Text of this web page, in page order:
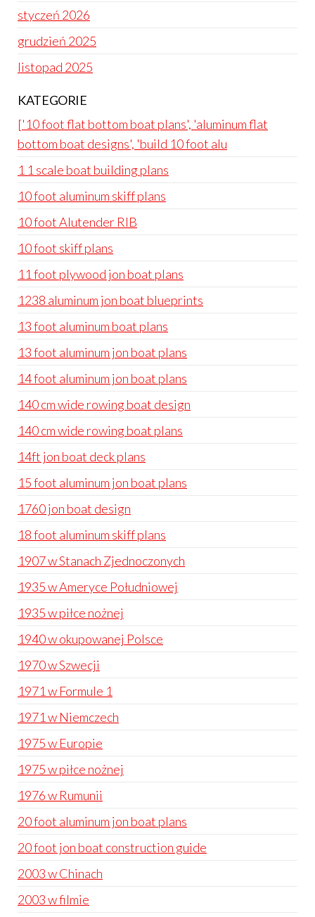
styczeń 2026
grudzień 2025
listopad 2025
KATEGORIE
['10 foot flat bottom boat plans', 'aluminum flat
bottom boat designs', 'build 10 foot alu
1 1 scale boat building plans
10 foot aluminum skiff plans
10 foot Alutender RIB
10 foot skiff plans
11 foot plywood jon boat plans
1238 aluminum jon boat blueprints
13 foot aluminum boat plans
13 foot aluminum jon boat plans
14 foot aluminum jon boat plans
140 cm wide rowing boat design
140 cm wide rowing boat plans
14ft jon boat deck plans
15 foot aluminum jon boat plans
1760 jon boat design
18 foot aluminum skiff plans
1907 w Stanach Zjednoczonych
1935 w Ameryce Południowej
1935 w piłce nożnej
1940 w okupowanej Polsce
1970 w Szwecji
1971 w Formule 1
1971 w Niemczech
1975 w Europie
1975 w piłce nożnej
1976 w Rumunii
20 foot aluminum jon boat plans
20 foot jon boat construction guide
2003 w Chinach
2003 w filmie